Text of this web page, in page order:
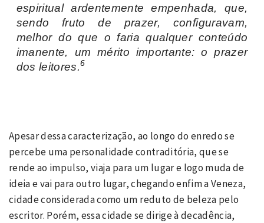
espiritual ardentemente empenhada, que,
sendo fruto de prazer, configuravam,
melhor do que o faria qualquer conteúdo
imanente, um mérito importante: o prazer
dos leitores.6
Apesar dessa caracterização, ao longo do enredo se
percebe uma personalidade contraditória, que se
rende ao impulso, viaja para um lugar e logo muda de
ideia e vai para outro lugar, chegando enfim a Veneza,
cidade considerada como um reduto de beleza pelo
escritor. Porém, essa cidade se dirige à decadência,